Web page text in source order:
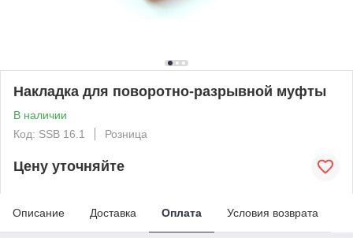
Накладка для поворотно-разрывной муфты
В наличии
Код: SSB 16.1
Розница
Цену уточняйте
Описание Доставка Оплата Условия возврата